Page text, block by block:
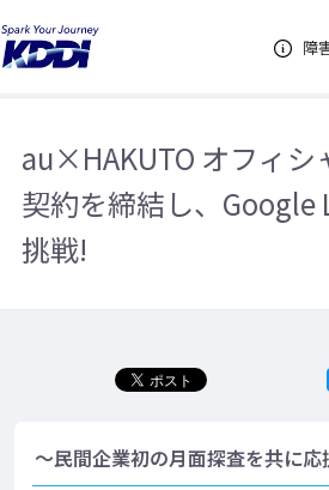
障
メニュー
KDDIホーム
au×HAKUTO オフィシャルパートナー契約
XPRIZEに挑戦!
au×HAKUTO オフィシ
契約を締結し、Google
挑戦!
～民間企業初の月面探査を共に応